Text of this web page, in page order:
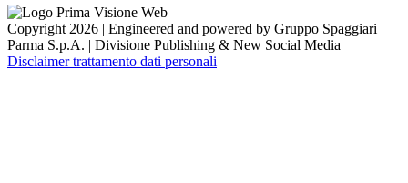
Copyright 2026 | Engineered and powered by Gruppo Spaggiari
Parma S.p.A. | Divisione Publishing & New Social Media
Disclaimer trattamento dati personali